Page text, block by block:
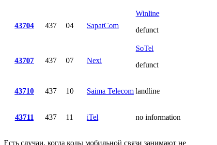
43704 437 04 SapatCom
Winline
defunct
43707 437 07 Nexi
SoTel
defunct
43710 437 10 Saima Telecom landline
43711 437 11 iTel no information
Есть случаи, когда коды мобильной связи занимают не